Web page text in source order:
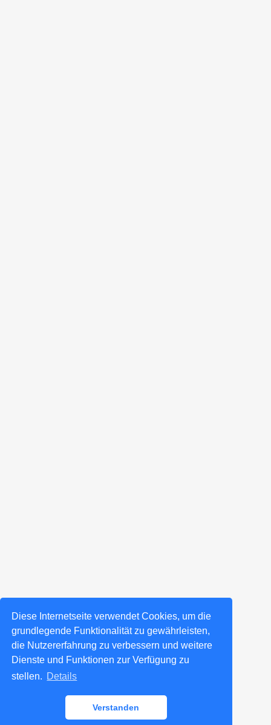
Diese Internetseite verwendet Cookies, um die
grundlegende Funktionalität zu gewährleisten,
die Nutzererfahrung zu verbessern und weitere
Dienste und Funktionen zur Verfügung zu
stellen. Details
Verstanden